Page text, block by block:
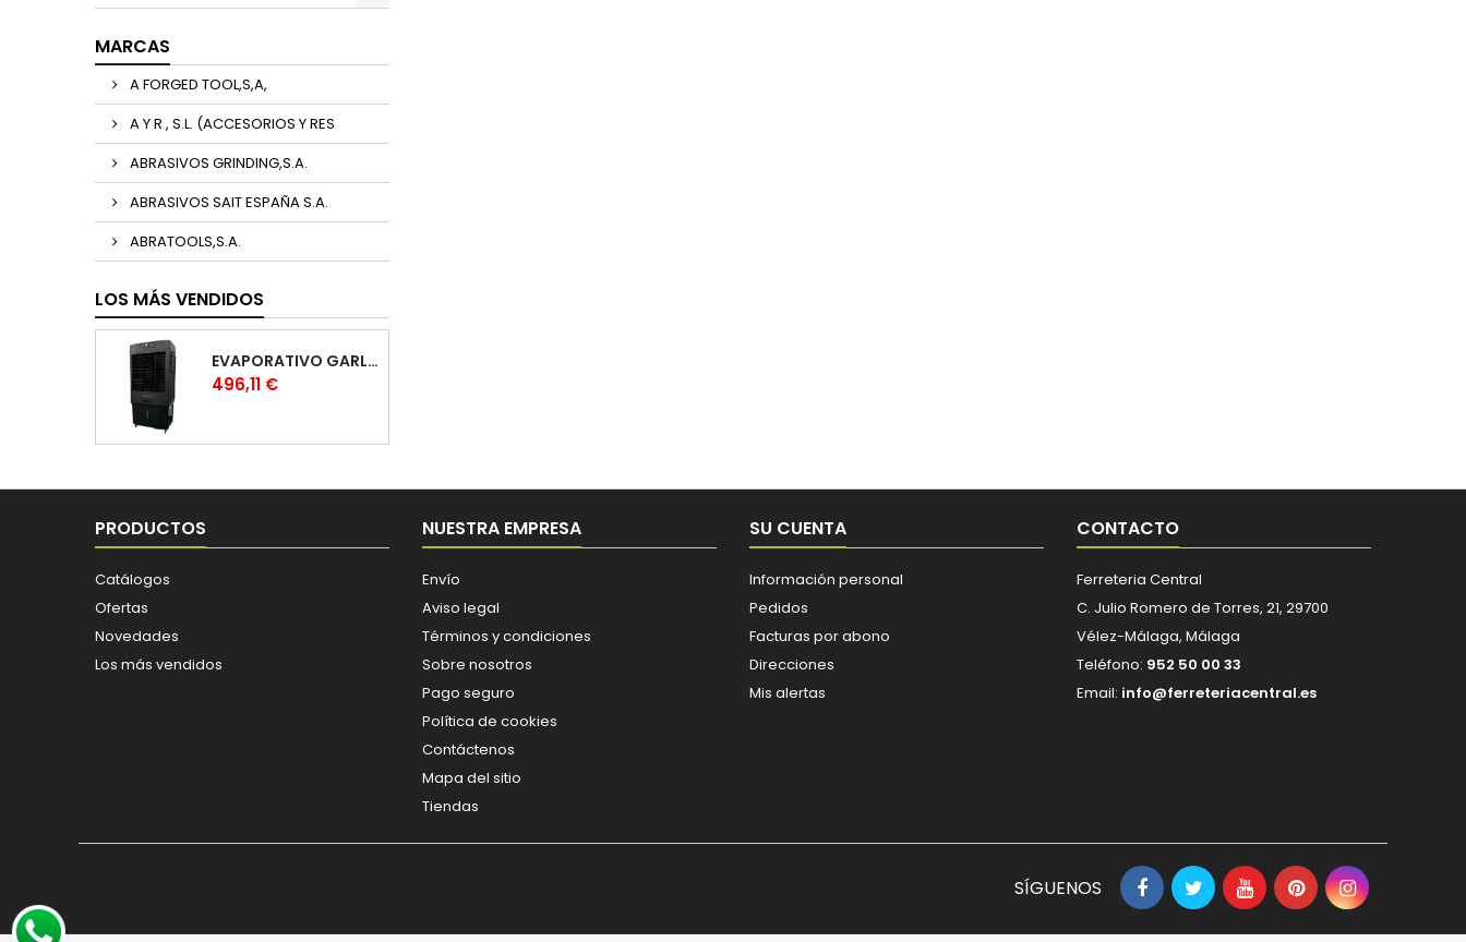
MARCAS
A FORGED TOOL,S,A,
A Y R , S.L. (ACCESORIOS Y RES
ABRASIVOS GRINDING,S.A.
ABRASIVOS SAIT ESPAÑA S.A.
ABRATOOLS,S.A.
LOS MÁS VENDIDOS
EVAPORATIVO GARLAND COOL 1530
Precio
496,11 €
PRODUCTOS
Catálogos
Ofertas
Novedades
Los más vendidos
NUESTRA EMPRESA
Envío
Aviso legal
Términos y condiciones
Sobre nosotros
Pago seguro
Política de cookies
Contáctenos
Mapa del sitio
Tiendas
SU CUENTA
Información personal
Pedidos
Facturas por abono
Direcciones
Mis alertas
CONTACTO
Ferreteria Central
C. Julio Romero de Torres, 21, 29700
Vélez-Málaga, Málaga
Teléfono: 952 50 00 33
Email: info@ferreteriacentral.es
SÍGUENOS